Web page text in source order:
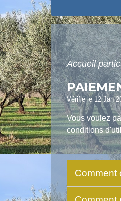
Accueil
Vérifié le 12 Jan
Vous voulez
conditions
Comment